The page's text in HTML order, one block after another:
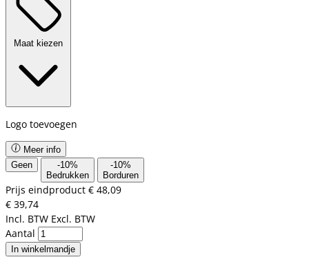
Maat kiezen
Logo toevoegen
Meer info
Geen
-10%
Bedrukken
-10%
Borduren
Prijs eindproduct € 48,09
€ 39,74
Incl. BTW Excl. BTW
Aantal
In winkelmandje